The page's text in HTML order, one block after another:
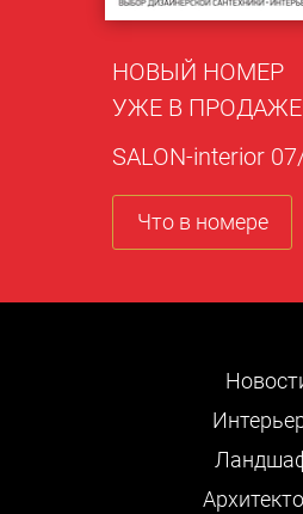
НОВЫЙ НОМЕР
УЖЕ В
SALON-interior
Что в номере